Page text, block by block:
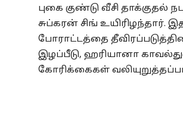
புகை குண்டு வீசி தாக்குதல்
சுப்கரன் சிங் உயிரிழந்தார்.
போராட்டத்தை
இழப்பீடு, ஹரியானா
கோரிக்கைகள்